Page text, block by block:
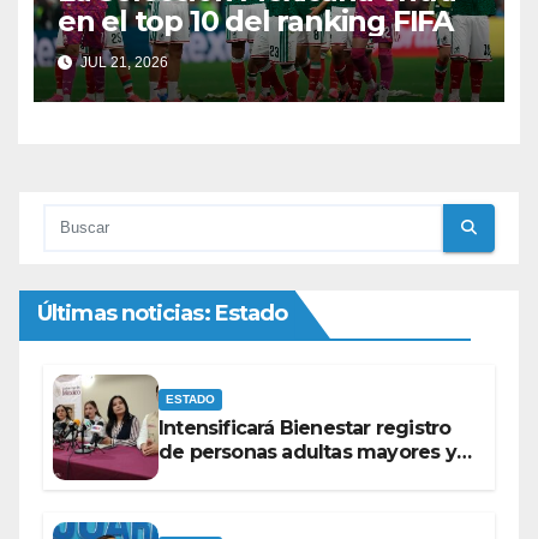
en el top 10 del ranking FIFA
JUL 21, 2026
Últimas noticias: Estado
ESTADO
Intensificará Bienestar registro
de personas adultas mayores y